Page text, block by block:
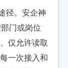
径。安企神
门或岗位
仅允许读取
一次接入和